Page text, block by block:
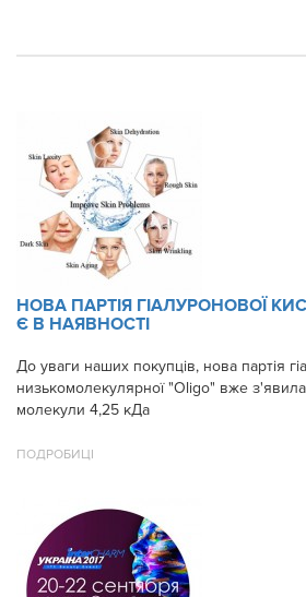
НОВА ПАРТІЯ ГІАЛУРОНОВОЇ
Є В НАЯВНОСТІ
До уваги наших покупців, нова партія
низькомолекулярної "Oligo" вже
молекули 4,25 кДа
ПОДРОБИЦІ